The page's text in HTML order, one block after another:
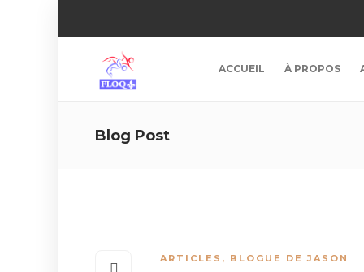
ACCUEIL À PROPOS
Blog Post
ARTICLES , BLOGUE DE JASON